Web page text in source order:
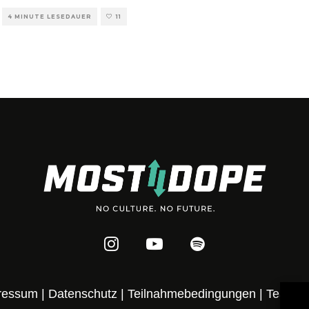
4 MINUTE LESEDAUER 11
Datenschutz| Teilnahmebedingungen Team